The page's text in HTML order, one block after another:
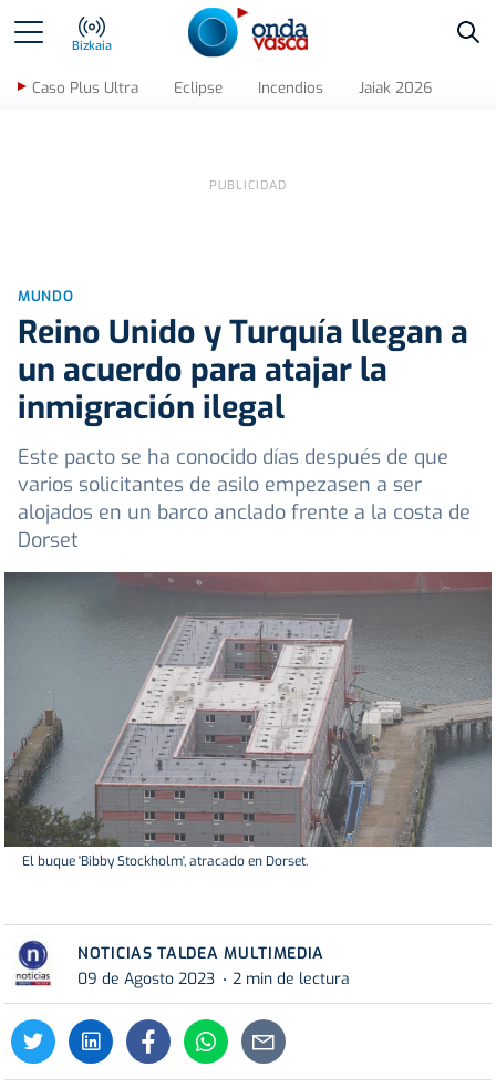
Bizkaia
Caso Plus Ultra Eclipse Incendios Jaiak 2026
MUNDO
Reino Unido y Turquía llegan a
un acuerdo para atajar la
inmigración ilegal
Este pacto se ha conocido días después de que
varios solicitantes de asilo empezasen a ser
alojados en un barco anclado frente a la costa de
Dorset
El buque 'Bibby Stockholm', atracado en Dorset.
NOTICIAS TALDEA MULTIMEDIA
09 de Agosto 2023
2 min de lectura